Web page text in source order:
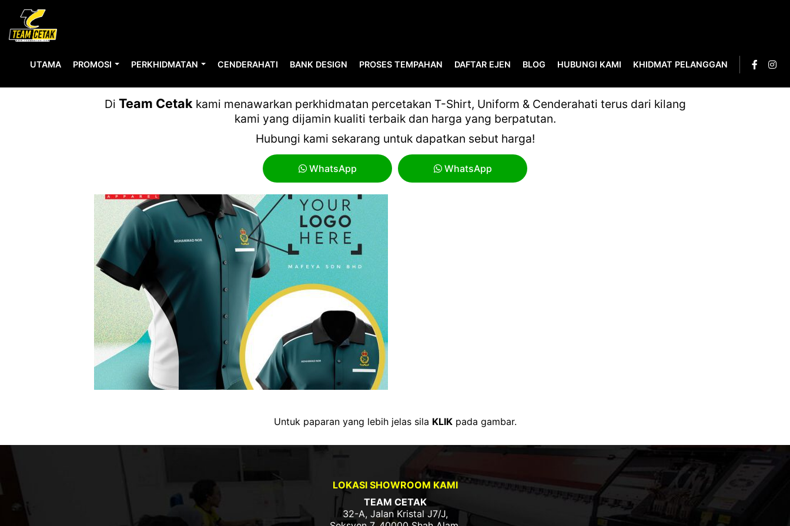
UTAMA PROMOSI PERKHIDMATAN CENDERAHATI BANK DESIGN PROSES TEMPAHAN DAFTAR EJEN BLOG HUBUNGI KAMI KHIDMAT PELANGGAN
Di Team Cetakkami menawarkan perkhidmatan percetakan T-Shirt, Uniform & Cenderahati terus dari kilang
kami yang dijamin kualiti terbaik dan harga yang berpatutan.
Hubungi kami sekarang untuk dapatkan sebut harga!
WhatsApp WhatsApp
Untuk paparan yang lebih jelas sila KLIKpada gambar.
LOKASI SHOWROOM KAMI
TEAM CETAK
32-A, Jalan Kristal J7/J,